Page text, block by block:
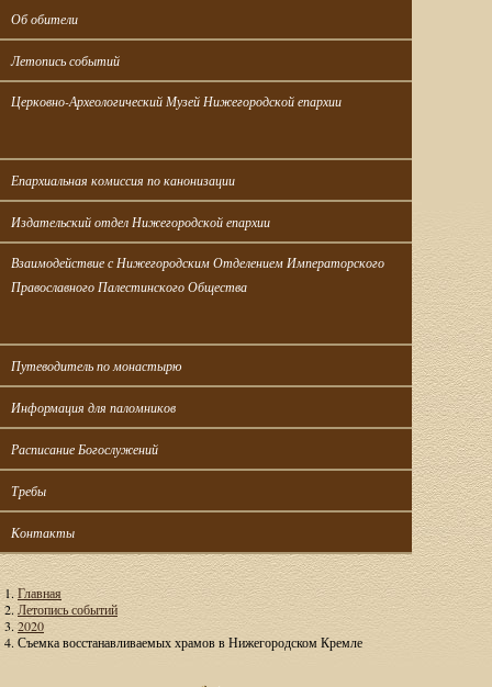
Об обители
Летопись событий
Церковно-Археологический Музей Нижегородской епархии
Епархиальная комиссия по канонизации
Издательский отдел Нижегородской епархии
Взаимодействие с Нижегородским Отделением Императорского
Православного Палестинского Общества
Путеводитель по монастырю
Информация для паломников
Расписание Богослужений
Требы
Контакты
Главная
Летопись событий
2020
Съемка восстанавливаемых храмов в Нижегородском Кремле